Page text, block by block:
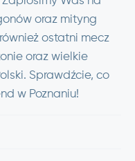
oraz mityng
ostatni mecz
oraz wielkie
Sprawdźcie, co
w Poznaniu!